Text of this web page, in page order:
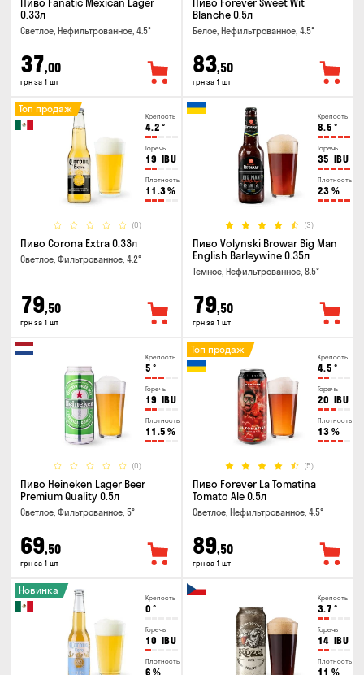
0.33л
Светлое, Нефильтрованное, 4.5°
37,00
грн за 1 шт
Blanche 0.5л
Белое, Нефильтрованное, 4.5°
83,50
грн за 1 шт
Крепость
4.2 °
Горечь
19 IBU
Плотность
11.3%
(0)
Топ продаж
Пиво Corona Extra 0.33л
Светлое, Фильтрованное, 4.2°
79,50
грн за 1 шт
Крепость
8.5 °
Горечь
35 IBU
Плотность
23 %
(3)
Пиво Volynski Browar Big Man
English Barleywine 0.35л
Темное, Нефильтрованное, 8.5°
79,50
грн за 1 шт
Крепость
5 °
Горечь
19 IBU
Плотность
11.5 %
(0)
Пиво Heineken Lager Beer
Premium Quality 0.5л
Светлое, Фильтрованное, 5°
69,50
грн за 1 шт
Крепость
4.5 °
Горечь
20 IBU
Плотность
13 %
(5)
Топ продаж
Пиво Forever La Tomatina
Tomato Ale 0.5л
Светлое, Нефильтрованное, 4.5°
89,50
грн за 1 шт
Крепость
0 °
Горечь
10 IBU
Плотность
6 %
Новинка
Крепость
3.7 °
Горечь
14 IBU
Плотность
11 %